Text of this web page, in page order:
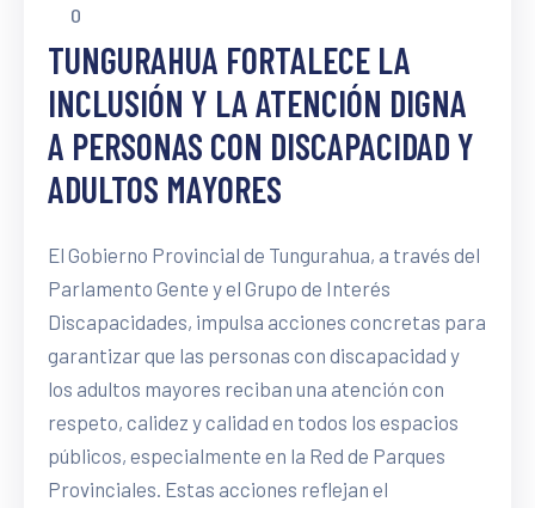
0
TUNGURAHUA FORTALECE LA
INCLUSIÓN Y LA ATENCIÓN DIGNA
A PERSONAS CON DISCAPACIDAD Y
ADULTOS MAYORES
El Gobierno Provincial de Tungurahua, a través del
Parlamento Gente y el Grupo de Interés
Discapacidades, impulsa acciones concretas para
garantizar que las personas con discapacidad y
los adultos mayores reciban una atención con
respeto, calidez y calidad en todos los espacios
públicos, especialmente en la Red de Parques
Provinciales. Estas acciones reflejan el